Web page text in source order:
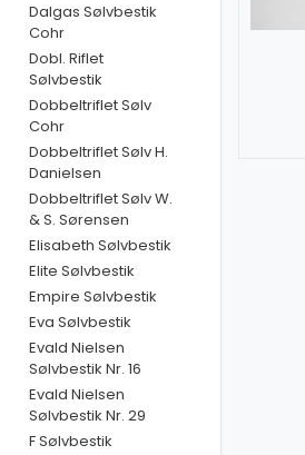
Dalgas Sølvbestik
Cohr
Dobl. Riflet
Sølvbestik
Dobbeltriflet Sølv
Cohr
Dobbeltriflet Sølv H.
Danielsen
Dobbeltriflet Sølv W.
& S. Sørensen
Elisabeth Sølvbestik
Elite Sølvbestik
Empire Sølvbestik
Eva Sølvbestik
Evald Nielsen
Sølvbestik Nr. 16
Evald Nielsen
Sølvbestik Nr. 29
F Sølvbestik